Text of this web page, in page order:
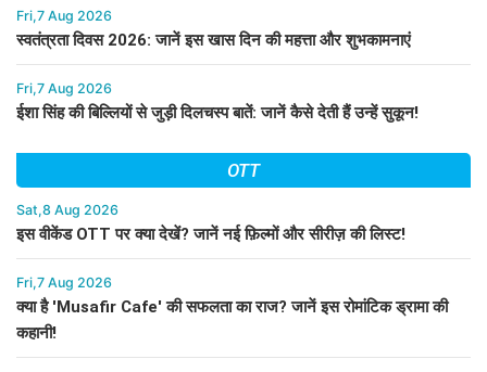
Fri,7 Aug 2026
स्वतंत्रता दिवस 2026: जानें इस खास दिन की महत्ता और शुभकामनाएं
Fri,7 Aug 2026
ईशा सिंह की बिल्लियों से जुड़ी दिलचस्प बातें: जानें कैसे देती हैं उन्हें सुकून!
OTT
Sat,8 Aug 2026
इस वीकेंड OTT पर क्या देखें? जानें नई फ़िल्मों और सीरीज़ की लिस्ट!
Fri,7 Aug 2026
क्या है 'Musafir Cafe' की सफलता का राज? जानें इस रोमांटिक ड्रामा की
कहानी!